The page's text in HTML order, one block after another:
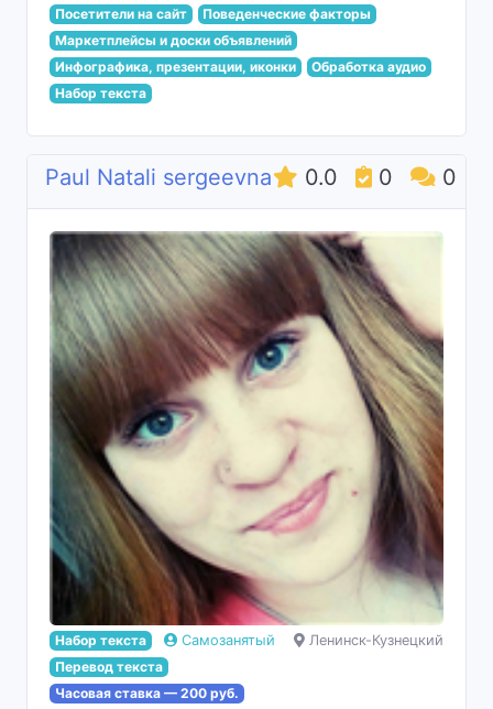
Посетители на сайт
Поведенческие факторы
Маркетплейсы и доски объявлений
Инфографика, презентации, иконки
Обработка аудио
Набор текста
0.0 0 0
Paul Natali sergeevna
Самозанятый Ленинск-Кузнецкий
Набор текста
Перевод текста
Часовая ставка — 200 руб.